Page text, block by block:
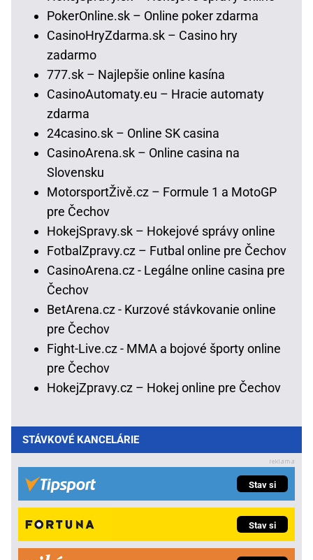
PokerOnline.sk – Online poker zdarma
CasinoHryZdarma.sk – Casino hry
zadarmo
777.sk – Najlepšie online kasína
CasinoAutomaty.eu – Hracie automaty
zdarma
24casino.sk – Online SK casina
CasinoArena.sk – Online casina na
Slovensku
MotorsportŽivě.cz – Formule 1 a MotoGP
pre Čechov
HokejSpravy.sk – Hokejové správy online
FotbalZpravy.cz – Futbal online pre Čechov
CasinoArena.cz - Legálne online casina pre
Čechov
BetArena.cz - Kurzové stávkovanie online
pre Čechov
Fight-Live.cz - MMA a bojové športy online
pre Čechov
HokejZpravy.cz – Hokej online pre Čechov
STÁVKOVÉ KANCELÁRIE
Stav si
Stav si